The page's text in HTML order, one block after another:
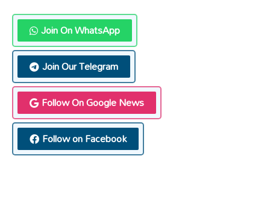
Join On WhatsApp
Join Our Telegram
Follow On Google News
Follow on Facebook